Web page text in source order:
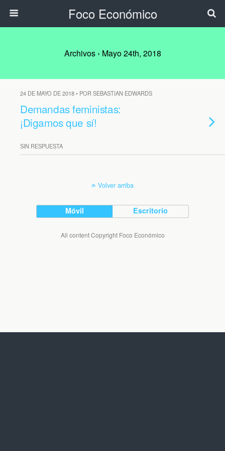
Foco Económico
Archivos › Mayo 24th, 2018
24 DE MAYO DE 2018 • POR SEBASTIAN EDWARDS
Demandas feministas:
¡Digamos que sí!
SIN RESPUESTA
Volver arriba
Móvil Escritorio
All content Copyright Foco Económico